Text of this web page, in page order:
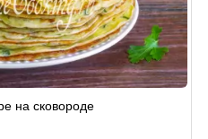
на сковороде